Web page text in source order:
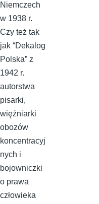
Niemczech
w 1938 r.
Czy też tak
jak “Dekalog
Polska” z
1942 r.
autorstwa
pisarki,
więźniarki
obozów
koncentracyj
nych i
bojowniczki
o prawa
człowieka